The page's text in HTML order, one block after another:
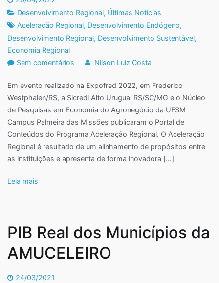
Desenvolvimento Regional, Últimas Notícias
Aceleração Regional, Desenvolvimento Endógeno,
Desenvolvimento Regional, Desenvolvimento Sustentável,
Economia Regional
Sem comentários
de
Conteúdos
sobre
Socioeconomia,
Meio-
ambiente
e
Nilson Luiz Costa
Em evento realizado na Expofred 2022, em Frederico
Westphalen/RS, a Sicredi Alto Uruguai RS/SC/MG e o Núcleo
de Pesquisas em Economia do Agronegócio da UFSM
Campus Palmeira das Missões publicaram o Portal de
Conteúdos do Programa Aceleração Regional. O Aceleração
Regional é resultado de um alinhamento de propósitos entre
as instituições e apresenta de forma inovadora […]
Leia mais
PIB Real dos Municípios da
AMUCELEIRO
24/03/2021